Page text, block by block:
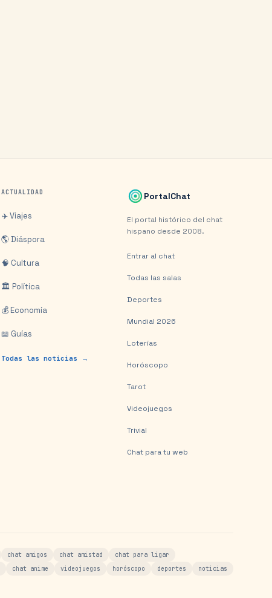
ACTUALIDAD
✈️ Viajes
🌎 Diáspora
🧠 Cultura
🏛️ Política
💰 Economía
📖 Guías
Todas las noticias →
PortalChat
El portal histórico del chat
hispano desde 2008.
Entrar al chat
Todas las salas
Deportes
Mundial 2026
Loterías
Horóscopo
Tarot
Videojuegos
Trivial
Chat para tu web
chat amigos chat amistad
chat para ligar
chat anime videojuegos horóscopo deportes
noticias